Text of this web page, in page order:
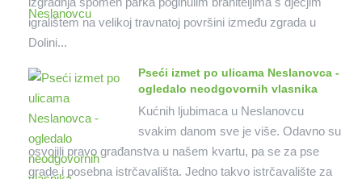
igralištem na velikoj travnatoj površini između zgrada u
Dolini...
Pseći izmet po ulicama Neslanovca -
ogledalo neodgovornih vlasnika
Kućnih ljubimaca u Neslanovcu
svakim danom sve je više. Odavno su
osvojili pravo građanstva u našem kvartu, pa se za pse
grade i posebna istrčavališta. Jedno takvo istrčavalište za